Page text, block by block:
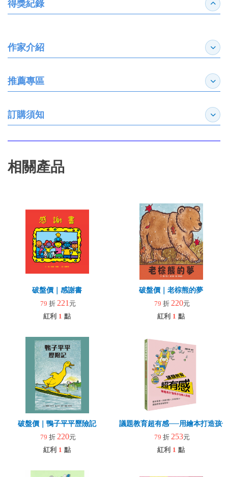
得獎紀錄 收合
作家介紹 展開
推薦專區 展開
訂購須知 展開
相關產品
破盤價｜感謝書
79 折 221 元
紅利 1 點
破盤價｜老棕熊的夢
79 折 220元
紅利 1 點
破盤價｜鴨子平平歷險記
79 折 220元
紅利 1 點
議題教育超有感──用繪本打造孩
79 折 253元
紅利 1 點